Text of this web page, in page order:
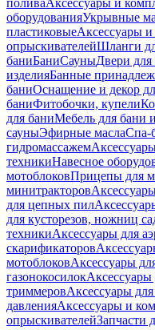
поливаАксессуары и
оборудованияУкрывные
пластиковыеАксессуары
опрыскивателейШланги
баниБаниСауныДвери
изделияБанные
баниОснащение и декор
баниФитобочки, купели
для баниМебель для бани
сауныЭфирные маслаСпа-
гидромассажем
техникиНавесное
мотоблоковПрицепы для
минитракторов
для цепных пил
для кусторезов, ножниц
техникиАксессуары для
скарификаторов
мотоблоковАксессуары
газонокосилокАксессуары
триммеровАксессуары
давленияАксессуары и
опрыскивателейЗапчасти